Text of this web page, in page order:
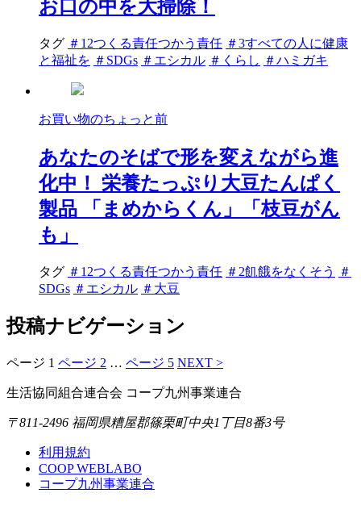
お口の中を大掃除！
タグ ＃12つくる責任つかう責任 ＃3すべての人に健康
と福祉を ＃SDGs ＃エシカル ＃くらし ＃ハミガキ
お買い物のちょっと前
あなたのそばで形を変えながら進
化中！ 栄養たっぷり大豆たんぱく
製品 「まめからくん」「枝豆がん
も」
タグ ＃12つくる責任つかう責任 ＃2飢餓をなくそう
＃
SDGs ＃エシカル ＃大豆
投稿ナビゲーション
ページ 1 ページ 2 … ページ 5 NEXT >
生活協同組合連合会 コープ九州事業連合
〒811-2496 福岡県糟屋郡篠栗町中央1丁目8番3号
利用規約
COOP WEBLABO
コープ九州事業連合